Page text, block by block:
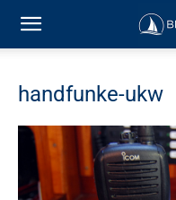
handfunke-ukw